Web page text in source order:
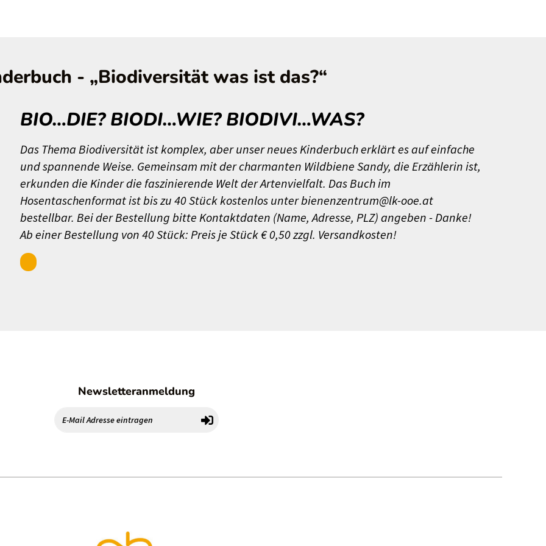
- „Biodiversität was ist das?“
BIO…DIE? BIODI…WIE? BIODIVI…WAS?
Das Thema Biodiversität ist komplex, aber unser neues Kinderbuch erklärt es auf einfache
und spannende Weise. Gemeinsam mit der charmanten Wildbiene Sandy, die Erzählerin ist,
erkunden die Kinder die faszinierende Welt der Artenvielfalt. Das Buch im
Hosentaschenformat ist bis zu 40 Stück kostenlos unter bienenzentrum@lk-ooe.at
bestellbar. Bei der Bestellung bitte Kontaktdaten (Name, Adresse, PLZ) angeben - Danke!
Ab einer Bestellung von 40 Stück: Preis je Stück € 0,50 zzgl. Versandkosten!
Newsletteranmeldung